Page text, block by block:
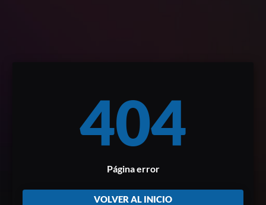
404
Página error
VOLVER AL INICIO